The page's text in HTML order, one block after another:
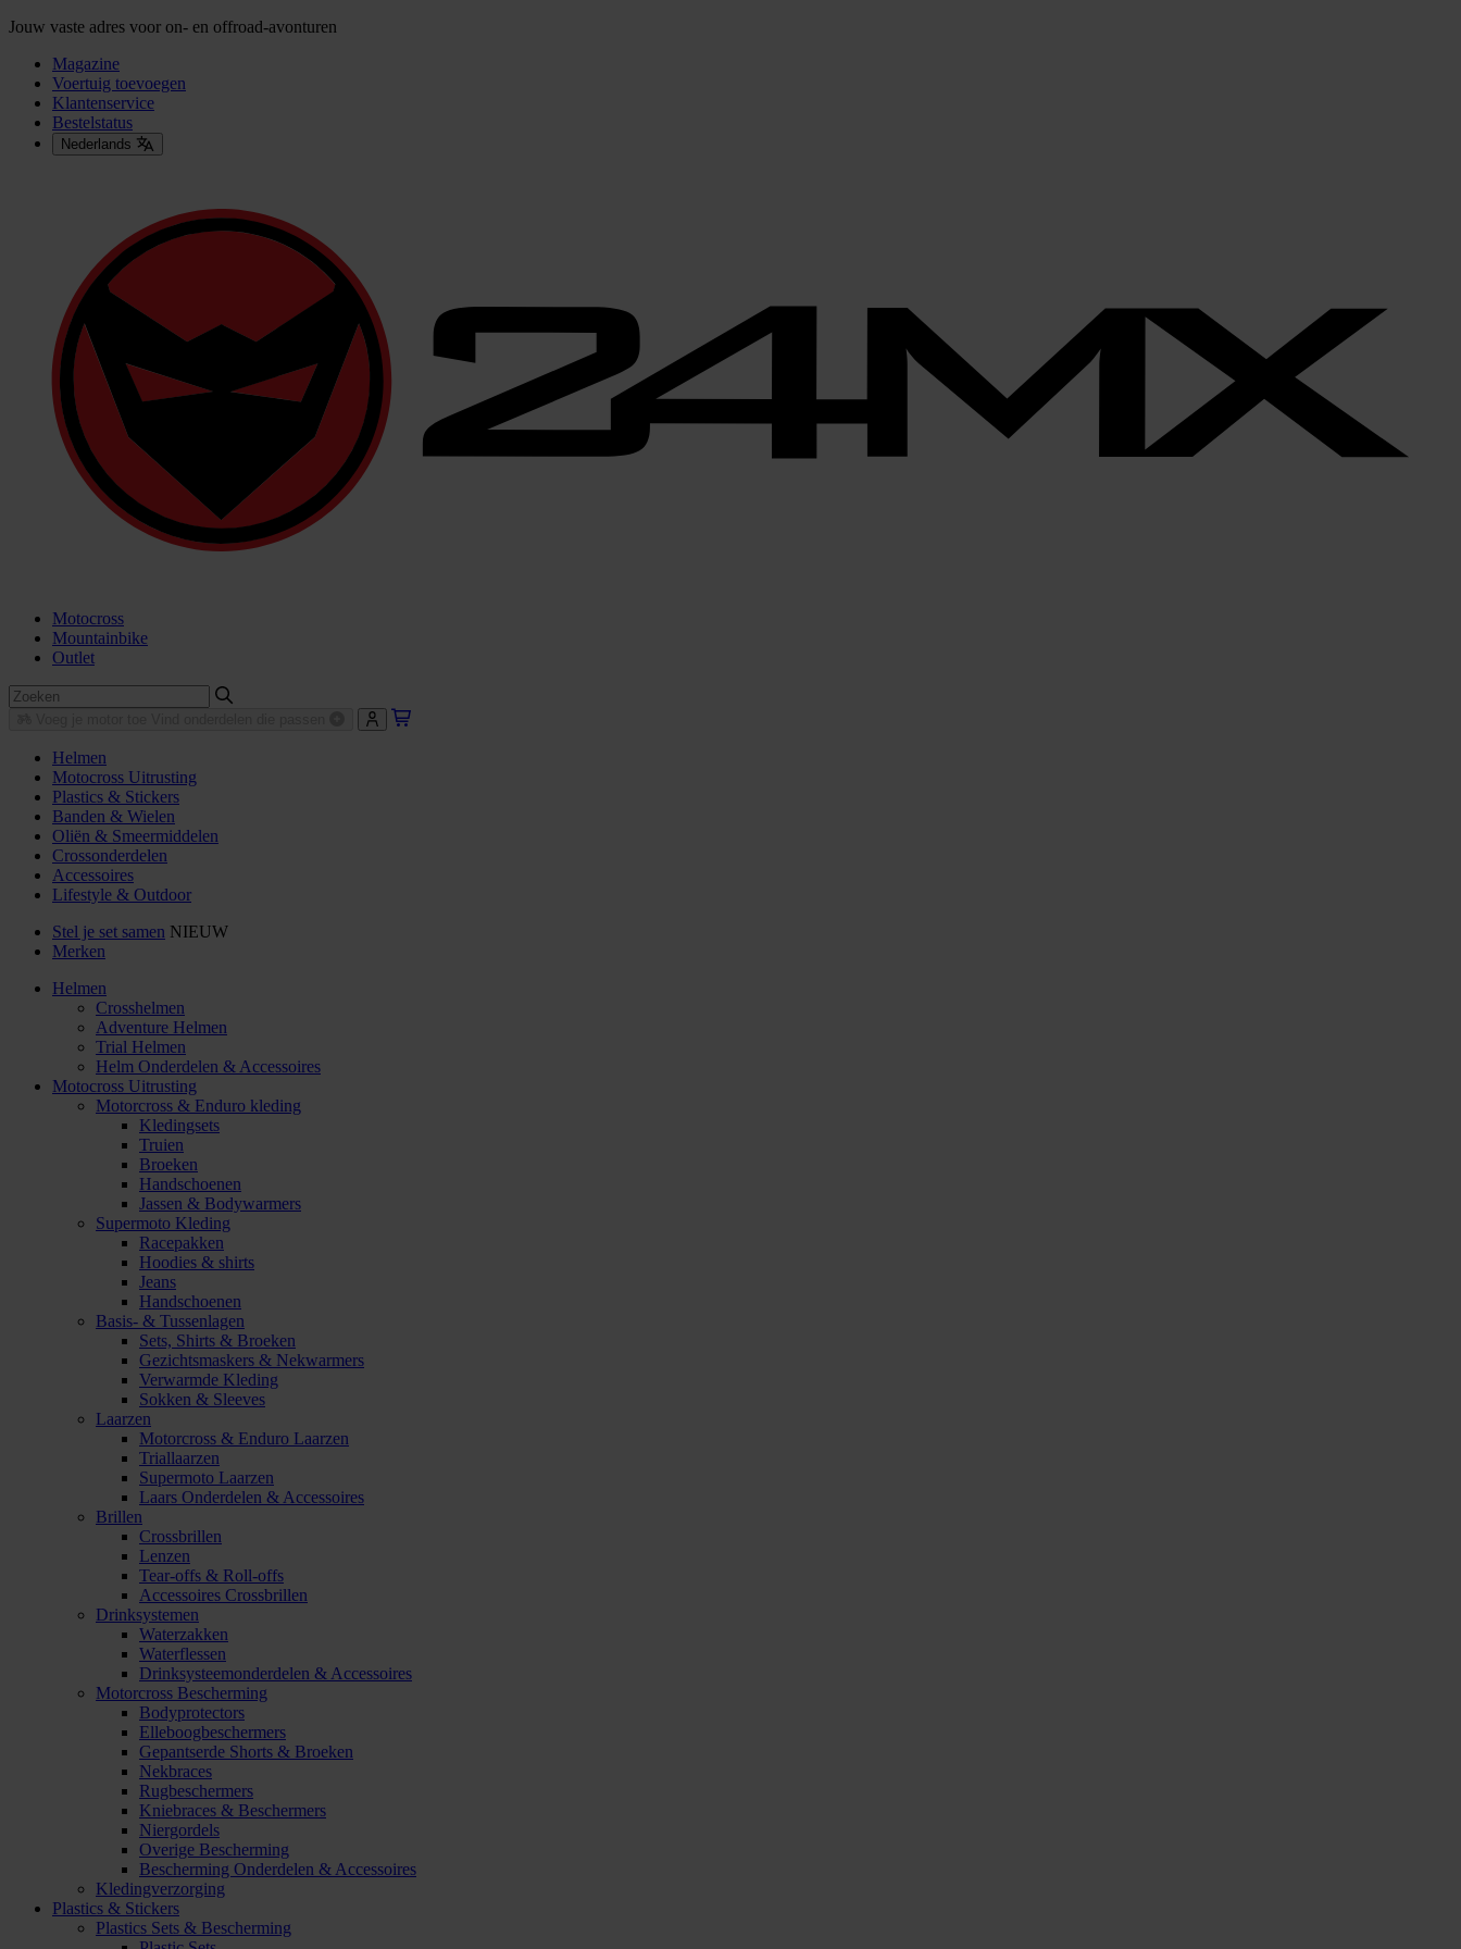
Jouw vaste adres voor on- en offroad-avonturen
Magazine
Voertuig toevoegen
Klantenservice
Bestelstatus
Nederlands
Motocross
Mountainbike
Outlet
Helmen
Motocross Uitrusting
Plastics & Stickers
Banden & Wielen
Oliën & Smeermiddelen
Crossonderdelen
Accessoires
Lifestyle & Outdoor
Stel je set samen NIEUW
Merken
Helmen
Crosshelmen
Adventure Helmen
Trial Helmen
Helm Onderdelen & Accessoires
Motocross Uitrusting
Motorcross & Enduro kleding
Kledingsets
Truien
Broeken
Handschoenen
Jassen & Bodywarmers
Supermoto Kleding
Racepakken
Hoodies & shirts
Jeans
Handschoenen
Basis- & Tussenlagen
Sets, Shirts & Broeken
Gezichtsmaskers & Nekwarmers
Verwarmde Kleding
Sokken & Sleeves
Laarzen
Motorcross & Enduro Laarzen
Triallaarzen
Supermoto Laarzen
Laars Onderdelen & Accessoires
Brillen
Crossbrillen
Lenzen
Tear-offs & Roll-offs
Accessoires Crossbrillen
Drinksystemen
Waterzakken
Waterflessen
Drinksysteemonderdelen & Accessoires
Motorcross Bescherming
Bodyprotectors
Elleboogbeschermers
Gepantserde Shorts & Broeken
Nekbraces
Rugbeschermers
Kniebraces & Beschermers
Niergordels
Overige Bescherming
Bescherming Onderdelen & Accessoires
Kledingverzorging
Plastics & Stickers
Plastics Sets & Bescherming